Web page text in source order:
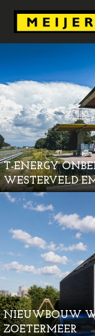
T-ENERGY
WESTERVELD
NIEUWBOUW
ZOETERMEER